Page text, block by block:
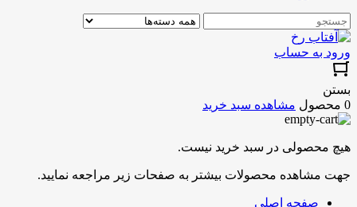
ورود به حساب
بستن
0 محصول
مشاهده سبد خرید
هیچ محصولی در سبد خرید نیست.
جهت مشاهده محصولات بیشتر به صفحات زیر مراجعه نمایید.
صفحه اصلی